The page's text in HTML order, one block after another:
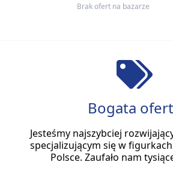
Brak ofert na bazarze
Bogata
Jesteśmy najszybciej
specjalizującym się w
Polsce. Zaufało nam